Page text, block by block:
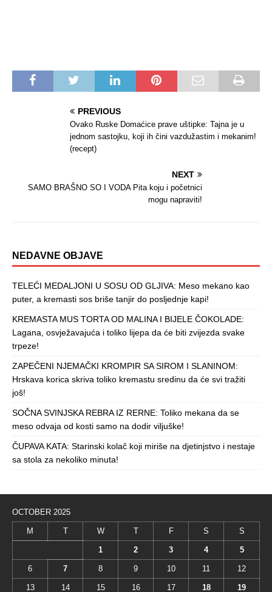
PREVIOUS
Ovako Ruske Domaćice prave uštipke: Tajna je u
jednom sastojku, koji ih čini vazdužastim i mekanim!
(recept)
NEXT
SAMO BRAŠNO SO I VODA Pita koju i početnici
mogu napraviti!
NEDAVNE OBJAVE
TELEĆI MEDALJONI U SOSU OD GLJIVA: Meso mekano kao
puter, a kremasti sos briše tanjir do posljednje kapi!
KREMASTA MUS TORTA OD MALINA I BIJELE ČOKOLADE:
Lagana, osvježavajuća i toliko lijepa da će biti zvijezda svake
trpeze!
ZAPEČENI NJEMAČKI KROMPIR SA SIROM I SLANINOM:
Hrskava korica skriva toliko kremastu sredinu da će svi tražiti
još!
SOČNA SVINJSKA REBRA IZ RERNE: Toliko mekana da se
meso odvaja od kosti samo na dodir viljuške!
ČUPAVA KATA: Starinski kolač koji miriše na djetinjstvo i nestaje
sa stola za nekoliko minuta!
OCTOBER 2025
M T W T F S S
1 2 3 4 5
6 7 8 9 10 11 12
13 14 15 16 17 18 19